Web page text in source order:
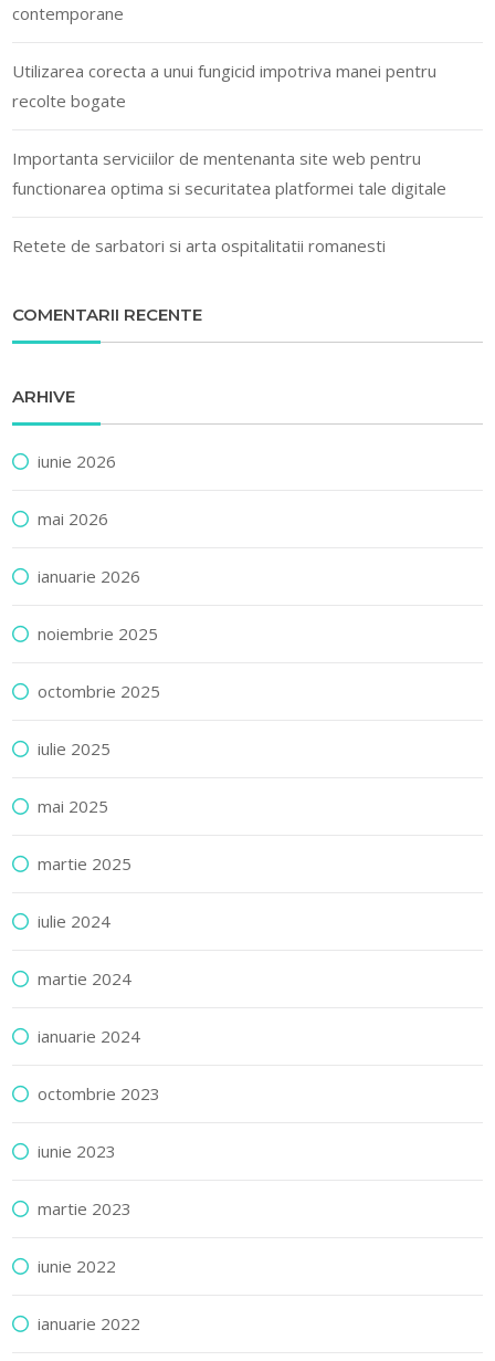
contemporane
Utilizarea corecta a unui fungicid impotriva manei pentru
recolte bogate
Importanta serviciilor de mentenanta site web pentru
functionarea optima si securitatea platformei tale digitale
Retete de sarbatori si arta ospitalitatii romanesti
COMENTARII RECENTE
ARHIVE
iunie 2026
mai 2026
ianuarie 2026
noiembrie 2025
octombrie 2025
iulie 2025
mai 2025
martie 2025
iulie 2024
martie 2024
ianuarie 2024
octombrie 2023
iunie 2023
martie 2023
iunie 2022
ianuarie 2022